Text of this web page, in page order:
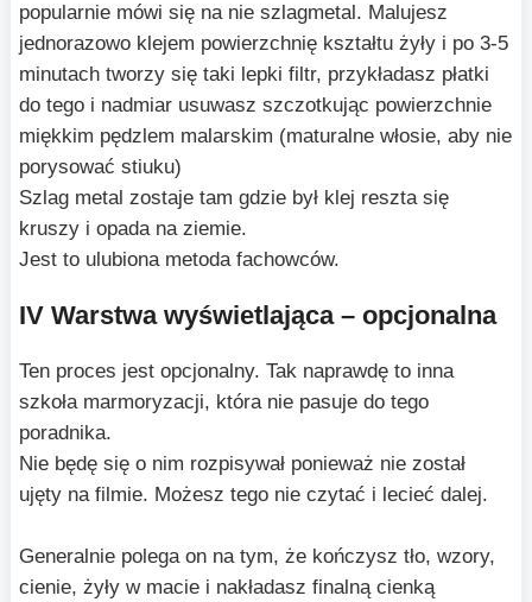
popularnie mówi się na nie szlagmetal. Malujesz
jednorazowo klejem powierzchnię kształtu żyły i po 3-5
minutach tworzy się taki lepki filtr, przykładasz płatki
do tego i nadmiar usuwasz szczotkując powierzchnie
miękkim pędzlem malarskim (maturalne włosie, aby nie
porysować stiuku)
Szlag metal zostaje tam gdzie był klej reszta się
kruszy i opada na ziemie.
Jest to ulubiona metoda fachowców.
IV Warstwa wyświetlająca – opcjonalna
Ten proces jest opcjonalny. Tak naprawdę to inna
szkoła marmoryzacji, która nie pasuje do tego
poradnika.
Nie będę się o nim rozpisywał ponieważ nie został
ujęty na filmie. Możesz tego nie czytać i lecieć dalej.
Generalnie polega on na tym, że kończysz tło, wzory,
cienie, żyły w macie i nakładasz finalną cienką